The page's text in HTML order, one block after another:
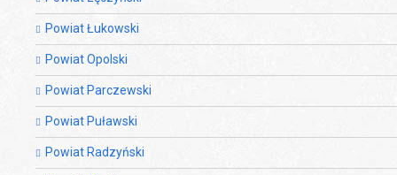
Powiat Łukowski
Powiat Opolski
Powiat Parczewski
Powiat Puławski
Powiat Radzyński